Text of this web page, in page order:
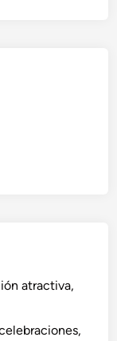
atractiva,